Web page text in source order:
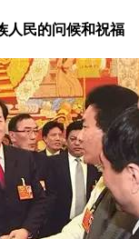
人民的问候和祝福